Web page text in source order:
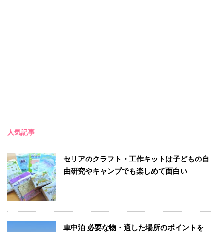
人気記事
セリアのクラフト・工作キットは子どもの自
由研究やキャンプでも楽しめて面白い
車中泊 必要な物・適した場所のポイントを